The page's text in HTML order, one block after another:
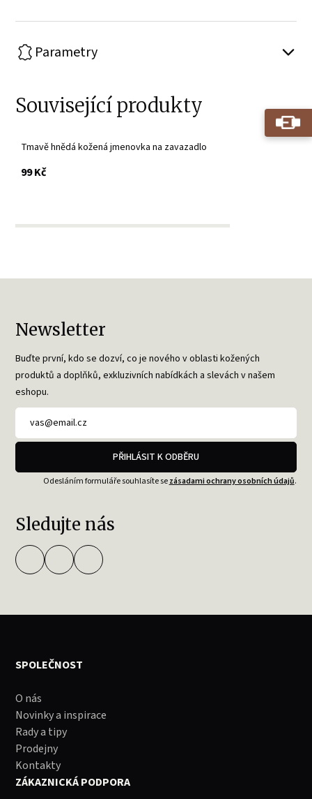
Parametry
Související produkty
Tmavě hnědá kožená jmenovka na zavazadlo
99 Kčs DPH
Newsletter
Buďte první, kdo se dozví, co je nového v oblasti kožených
produktů a doplňků, exkluzivních nabídkách a slevách v našem
eshopu.
PŘIHLÁSIT K ODBĚRU
Odesláním formuláře souhlasíte sezásadami ochrany osobních údajů.
Sledujte nás
SPOLEČNOST
O nás
Novinky a inspirace
Rady a tipy
Prodejny
Kontakty
ZÁKAZNICKÁ PODPORA